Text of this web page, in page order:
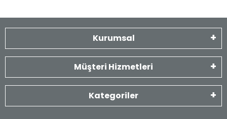
Kurumsal
Müşteri Hizmetleri
Kategoriler